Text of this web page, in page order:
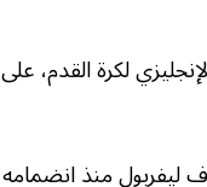
لكرة القدم،